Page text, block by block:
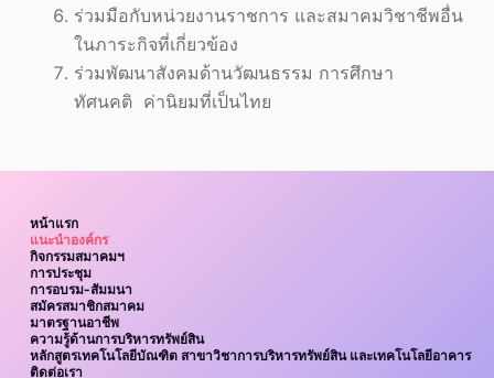
ร่วมมือกับหน่วยงานราชการ และสมาคมวิชาชีพอื่น
ในภาระกิจที่เกี่ยวข้อง
ร่วมพัฒนาสังคมด้านวัฒนธรรม การศึกษา
ทัศนคติ ค่านิยมที่เป็นไทย
หน้าแรก
แนะนำองค์กร
กิจกรรมสมาคมฯ
การประชุม
การอบรม-สัมมนา
สมัครสมาชิกสมาคม
มาตรฐานอาชีพ
ความรู้ด้านการบริหารทรัพย์สิน
หลักสูตรเทคโนโลยีบัณฑิต สาขาวิชาการบริหารทรัพย์สิน และเทคโนโลยีอาคาร
ติดต่อเรา